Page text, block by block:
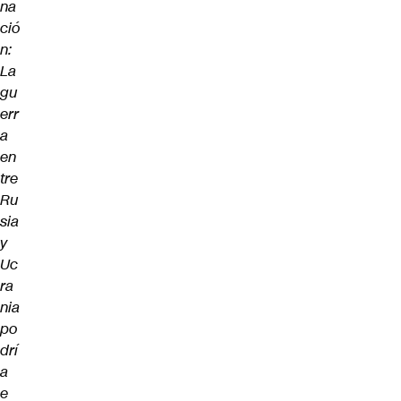
na
ció
n:
La
gu
err
a
en
tre
Ru
sia
y
Uc
ra
nia
po
drí
a
e